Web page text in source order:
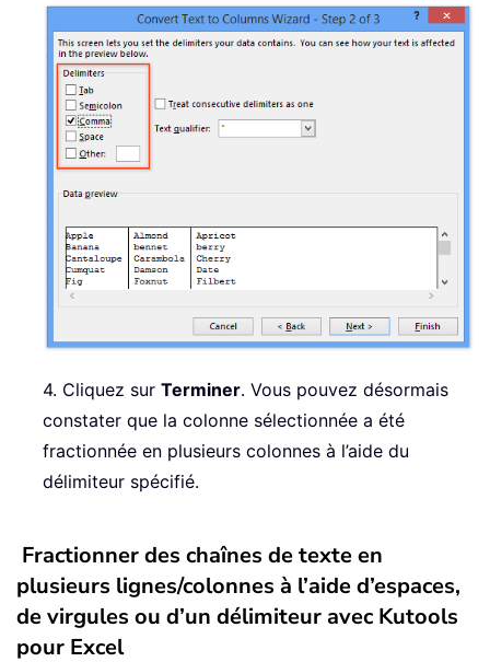
4. Cliquez sur Terminer. Vous pouvez désormais
constater que la colonne sélectionnée a été
fractionnée en plusieurs colonnes à l’aide du
délimiteur spécifié.
Fractionner des chaînes de texte en
plusieurs lignes/colonnes à l’aide d’espaces,
de virgules ou d’un délimiteur avec Kutools
pour Excel